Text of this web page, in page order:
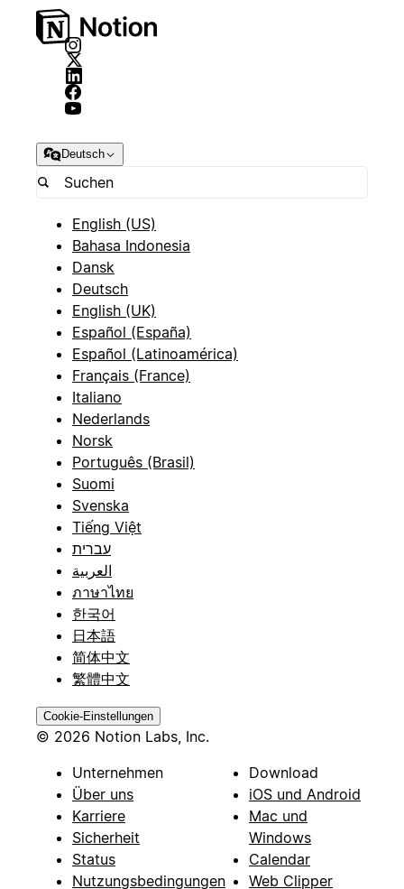
Deutsch
English (US)
Bahasa Indonesia
Dansk
Deutsch
English (UK)
Español (España)
Español (Latinoamérica)
Français (France)
Italiano
Nederlands
Norsk
Português (Brasil)
Suomi
Svenska
Tiếng Việt
עברית
العربية
ภาษาไทย
한국어
日本語
简体中文
繁體中文
Cookie-Einstellungen
© 2026 Notion Labs, Inc.
Unternehmen
Über uns
Karriere
Sicherheit
Status
Nutzungsbedingungen
Download
iOS und Android
Mac und
Windows
Calendar
Web Clipper